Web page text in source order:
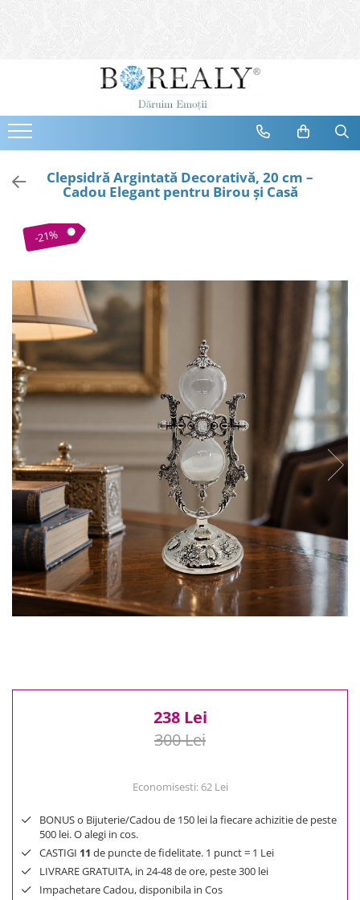
Bijuterii
Cercei
Bratari
Coliere
Tiare
Bijuterii Femei
Bijuterii Copii
Bijuterii Mirese
Selectii
Reduceri
Cele mai noi
Cele mai vandute
Cele mai votate
Cu video
Pret
0 Lei - 100 Lei
100 Lei - 200 Lei
200 Lei - 300 Lei
300 Lei - 500 Lei
500 Lei - 1000 Lei
1000 Lei +
Clepsidră Argintată Decorativă, 20 cm –
Cadou Elegant pentru Birou și Casă
-21%
238 Lei
300 Lei
Economisesti: 62 Lei
BONUS o Bijuterie/Cadou de 150 lei la fiecare achizitie de peste
500 lei. O alegi in cos.
CASTIGI 11 de puncte de fidelitate. 1 punct = 1 Lei
LIVRARE GRATUITA, in 24-48 de ore, peste 300 lei
Impachetare Cadou, disponibila in Cos